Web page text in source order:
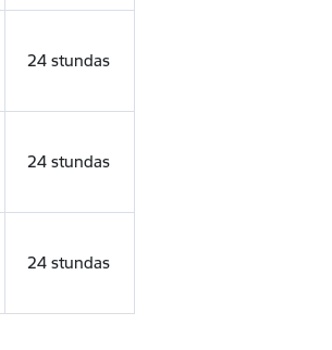
24 stundas
24 stundas
24 stundas